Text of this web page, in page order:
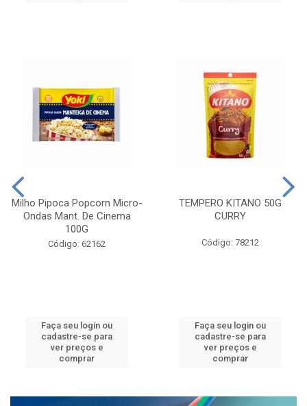
Milho Pipoca Popcorn Micro-
Ondas Mant. De Cinema
100G
Código: 62162
Faça seu login ou
cadastre-se para
ver preços e
comprar
TEMPERO KITANO 50G
CURRY
Código: 78212
Faça seu login ou
cadastre-se para
ver preços e
comprar